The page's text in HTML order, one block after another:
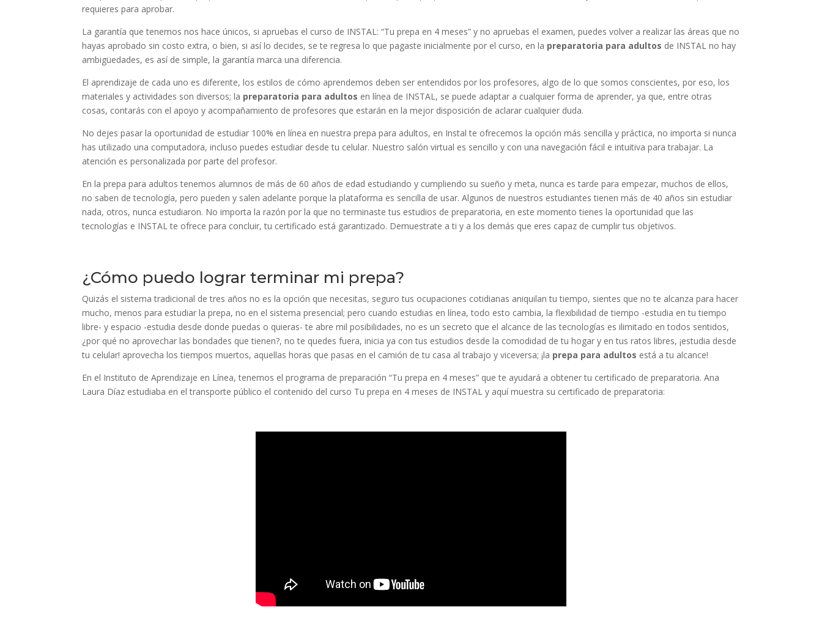
requieres para aprobar.
La garantía que tenemos nos hace únicos, si apruebas el curso de INSTAL: “Tu prepa en 4 meses” y no apruebas el examen, puedes volver a realizar las áreas que no
hayas aprobado sin costo extra, o bien, si así lo decides, se te regresa lo que pagaste inicialmente por el curso, en la preparatoria para adultos de INSTAL no hay
ambigüedades, es así de simple, la garantía marca una diferencia.
El aprendizaje de cada uno es diferente, los estilos de cómo aprendemos deben ser entendidos por los profesores, algo de lo que somos conscientes, por eso, los
materiales y actividades son diversos; la preparatoria para adultos en línea de INSTAL, se puede adaptar a cualquier forma de aprender, ya que, entre otras
cosas, contarás con el apoyo y acompañamiento de profesores que estarán en la mejor disposición de aclarar cualquier duda.
No dejes pasar la oportunidad de estudiar 100% en línea en nuestra prepa para adultos, en Instal te ofrecemos la opción más sencilla y práctica, no importa si nunca
has utilizado una computadora, incluso puedes estudiar desde tu celular. Nuestro salón virtual es sencillo y con una navegación fácil e intuitiva para trabajar. La
atención es personalizada por parte del profesor.
En la prepa para adultos tenemos alumnos de más de 60 años de edad estudiando y cumpliendo su sueño y meta, nunca es tarde para empezar, muchos de ellos,
no saben de tecnología, pero pueden y salen adelante porque la plataforma es sencilla de usar. Algunos de nuestros estudiantes tienen más de 40 años sin estudiar
nada, otros, nunca estudiaron. No importa la razón por la que no terminaste tus estudios de preparatoria, en este momento tienes la oportunidad que las
tecnologías e INSTAL te ofrece para concluir, tu certificado está garantizado. Demuestrate a ti y a los demás que eres capaz de cumplir tus objetivos.
¿Cómo puedo lograr terminar mi prepa?
Quizás el sistema tradicional de tres años no es la opción que necesitas, seguro tus ocupaciones cotidianas aniquilan tu tiempo, sientes que no te alcanza para hacer
mucho, menos para estudiar la prepa, no en el sistema presencial; pero cuando estudias en línea, todo esto cambia, la flexibilidad de tiempo -estudia en tu tiempo
libre- y espacio -estudia desde donde puedas o quieras- te abre mil posibilidades, no es un secreto que el alcance de las tecnologías es ilimitado en todos sentidos,
¿por qué no aprovechar las bondades que tienen?, no te quedes fuera, inicia ya con tus estudios desde la comodidad de tu hogar y en tus ratos libres, ¡estudia desde
tu celular! aprovecha los tiempos muertos, aquellas horas que pasas en el camión de tu casa al trabajo y viceversa; ¡la prepa para adultos está a tu alcance!
En el Instituto de Aprendizaje en Línea, tenemos el programa de preparación “Tu prepa en 4 meses” que te ayudará a obtener tu certificado de preparatoria. Ana
Laura Díaz estudiaba en el transporte público el contenido del curso Tu prepa en 4 meses de INSTAL y aquí muestra su certificado de preparatoria: